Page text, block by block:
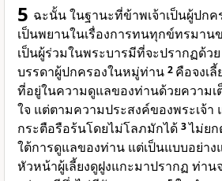
5 ฉะนั้น ในฐานะที่ข้าพเจ้าเป็นผู้ปก
เป็นพยานในเรื่องการทนทุกข์ทรมาน
เป็นผู้ร่วมในพระบารมีที่จะปรากฏด้ว
บรรดาผู้ปกครองในหมู่ท่าน 2 คือจงเ
ที่อยู่ในความดูแลของท่านด้วยความเ
ใจ แต่ตามความประสงค์ของพระเจ้า
กระตือรือร้นโดยไม่โลภมักได้ 3ไม่ย
ใต้การดูแลของท่าน แต่เป็นแบบอย่า
หัวหน้าผู้เลี้ยงดูฝูงแกะมาปรากฏ ท่าน